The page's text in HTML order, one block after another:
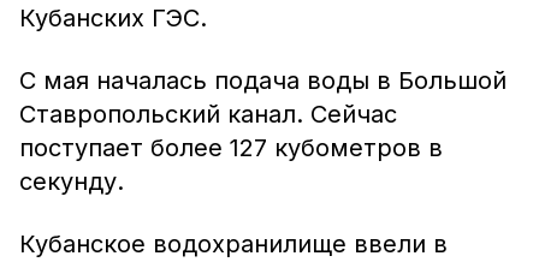
Кубанских ГЭС.
С мая началась подача воды в Большой
Ставропольский канал. Сейчас
поступает более 127 кубометров в
секунду.
Кубанское водохранилище ввели в